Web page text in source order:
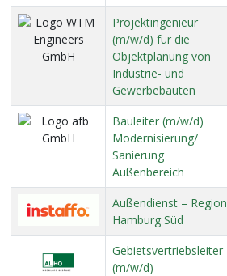
Projektingenieur
(m/w/d) für die
Objektplanung von
Industrie- und
Gewerbebauten
Bauleiter (m/w/d)
Modernisierung/
Sanierung
Außenbereich
Außendienst – Region
Hamburg Süd
Gebietsvertriebsleiter
(m/w/d)